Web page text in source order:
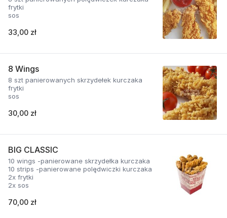
frytki
sos
33,00 zł
8 Wings
8 szt panierowanych skrzydełek kurczaka
frytki
sos
30,00 zł
BIG CLASSIC
10 wings -panierowane skrzydełka kurczaka
10 strips -panierowane polędwiczki kurczaka
2x frytki
2x sos
70,00 zł